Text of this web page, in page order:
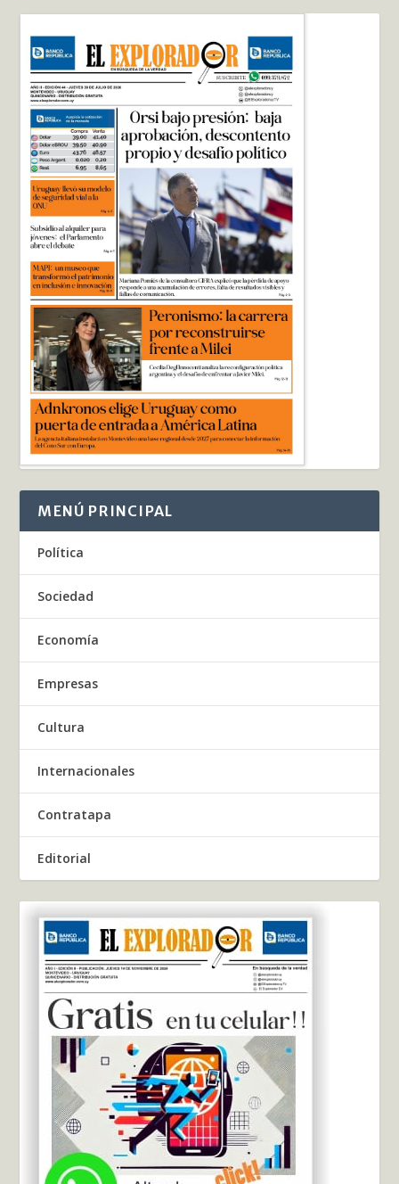
MENÚ PRINCIPAL
Política
Sociedad
Economía
Empresas
Cultura
Internacionales
Contratapa
Editorial